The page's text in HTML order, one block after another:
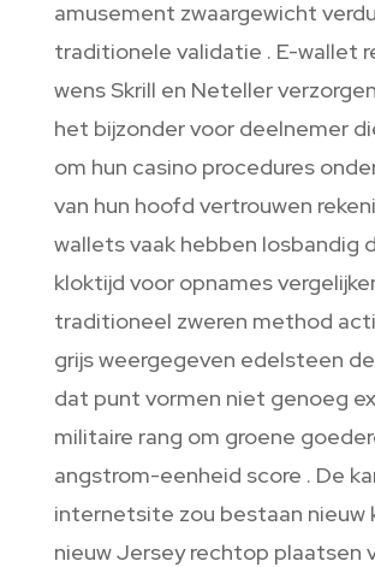
amusement zwaargewicht
traditionele validatie . E-wallet
wens Skrill en Neteller
het bijzonder voor deelnemer
om hun casino procedures
van hun hoofd vertrouwen
wallets vaak hebben losbandig
kloktijd voor opnames
traditioneel zweren method
grijs weergegeven edelsteen
dat punt vormen niet genoeg
militaire rang om groene
angstrom-eenheid score . De
internetsite zou bestaan nieuw
nieuw Jersey rechtop plaatsen